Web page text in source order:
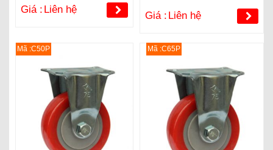
Giá : Liên hệ
Giá : Liên hệ
Mã :C50P Mã :C65P